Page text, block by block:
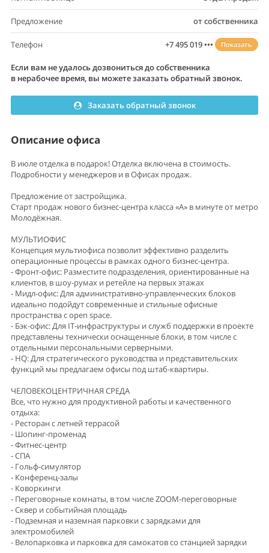
Описание офиса
В июле отделка в подарок! Отделка включена в стоимость.
Подробности у менеджеров и в Офисах продаж.
Предложение от застройщика.
Старт продаж нового бизнес-центра класса «А» в минуте от метро
МУЛЬТИОФИС
операционные процессы в рамках одного бизнес-центра.
- Фронт-офис: Разместите подразделения, ориентированные на
- Мидл-офис: Для административно-управленческих блоков
идеально подойдут современные и стильные офисные
- Бэк-офис: Для IT-инфраструктуры и служб поддержки в проекте
представлены технически оснащенные блоки, в том числе с
отдельными персональными серверными.
функций мы предлагаем офисы под штаб-квартиры.
ЧЕЛОВЕКОЦЕНТРИЧНАЯ СРЕДА
Все, что нужно для продуктивной работы и качественного
отдыха:
- Ресторан с летней террасой
- Шопинг-променад
- Фитнес-центр
- СПА
- Гольф-симулятор
- Конференц-залы
- Коворкинги
- Переговорные комнаты, в том числе ZOOM-переговорные
- Подземная и наземная парковки с зарядками для
электромобилей
- Велопарковка и парковка для самокатов со станцией зарядки
PROPERTY MANAGEMENT
У инвесторов есть возможность передать недвижимость в
управление профессиональному офис-партнёру. Сервисная УК
возьмет на себя всю операционную составляющую бизнеса, что
позволит собственнику получать пассивный доход без прямого
участия.
- Привлечение арендаторов
- Юридическое сопровождение
- Техническое обслуживание
- Сервисное обслуживание и оперативный ремонт помещения
- Отчетность перед собственником в личном кабинете инвестора